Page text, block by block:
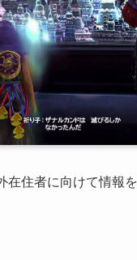
在住者に向けて情報